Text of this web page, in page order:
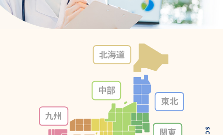
北海道
東北
関東
中部
九州